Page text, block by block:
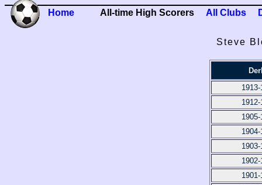
Home All-time High Scorers All Clubs
Steve